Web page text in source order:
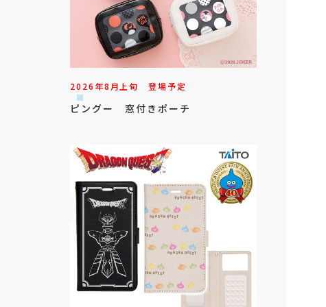
2026年8月上旬 登場予定
ピングー 窓付きポーチ